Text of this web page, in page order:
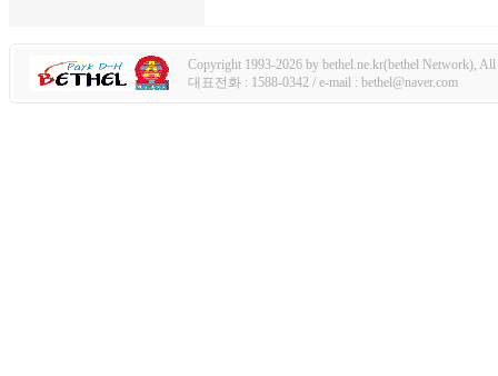
Copyright 1993-2026 by bethel.ne.kr(bethel Network), All
대표전화 : 1588-0342 / e-mail : bethel@naver.com